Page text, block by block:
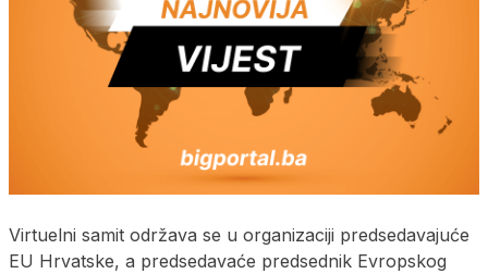
Virtuelni samit održava se u organizaciji predsedavajuće
EU Hrvatske, a predsedavaće predsednik Evropskog